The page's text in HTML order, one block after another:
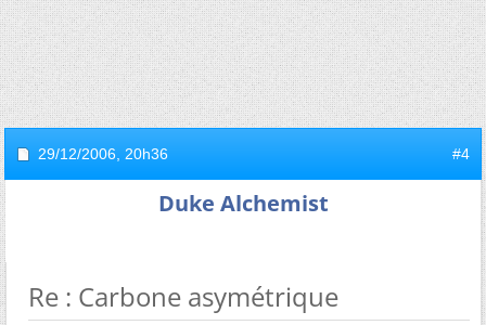
29/12/2006, 20h36 #4
Duke Alchemist
Re : Carbone asymétrique